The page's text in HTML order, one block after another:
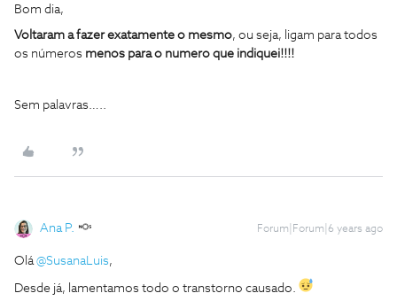
Bom dia,
Voltaram a fazer exatamente o mesmo, ou seja, ligam para todos
os números menos para o numero que indiquei!!!!
Sem palavras…..
Ana P. Forum|Forum|6 years ago
Olá@SusanaLuis,
Desde já, lamentamos todo o transtorno causado.